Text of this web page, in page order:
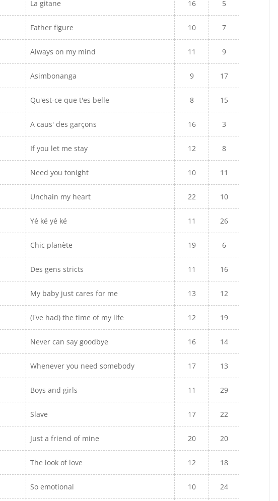
La gitane 16 5
Father figure 10 7
Always on my mind 11 9
Asimbonanga 9 17
Qu'est-ce que t'es belle 8 15
A caus' des garçons 16 3
If you let me stay 12 8
Need you tonight 10 11
Unchain my heart 22 10
Yé ké yé ké 11 26
Chic planète 19 6
Des gens stricts 11 16
My baby just cares for me 13 12
(I've had) the time of my life 12 19
Never can say goodbye 16 14
Whenever you need somebody 17 13
Boys and girls 11 29
Slave 17 22
Just a friend of mine 20 20
The look of love 12 18
So emotional 10 24